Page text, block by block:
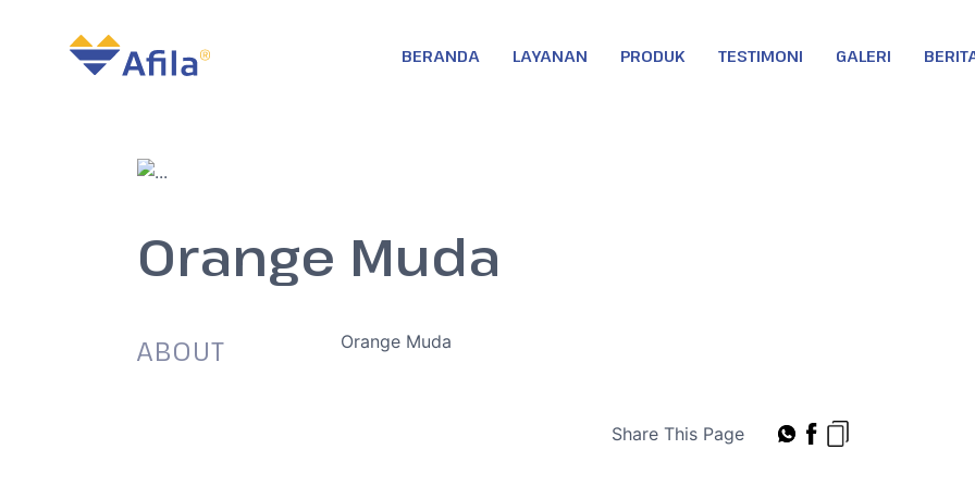
BERANDA LAYANAN PRODUK TESTIMONI GALERI
Orange Muda
ABOUT Orange Muda
Share This Page